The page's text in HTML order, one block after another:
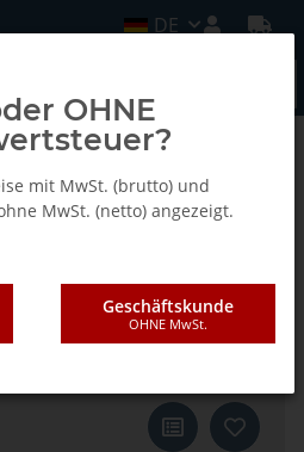
DE
BIM Sägeblätter
E-CUT Precision
Bi-Metall
OHNE
mit MwSt. (brutto) und
MwSt. (netto) angezeigt.
Geschäftskunde
OHNE MwSt.